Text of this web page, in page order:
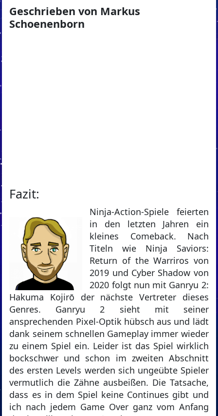
Geschrieben von Markus
Schoenenborn
Fazit:
Ninja-Action-Spiele feierten
in den letzten Jahren ein
kleines Comeback. Nach
Titeln wie Ninja Saviors:
Return of the Warriros von
2019 und Cyber Shadow von
2020 folgt nun mit Ganryu 2:
Hakuma Kojirō der nächste Vertreter dieses
Genres. Ganryu 2 sieht mit seiner
ansprechenden Pixel-Optik hübsch aus und lädt
dank seinem schnellen Gameplay immer wieder
zu einem Spiel ein. Leider ist das Spiel wirklich
bockschwer und schon im zweiten Abschnitt
des ersten Levels werden sich ungeübte Spieler
vermutlich die Zähne ausbeißen. Die Tatsache,
dass es in dem Spiel keine Continues gibt und
ich nach jedem Game Over ganz vom Anfang